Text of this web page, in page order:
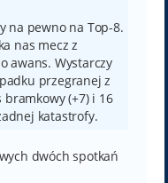
na pewno na Top-8.
nas mecz z
awans. Wystarczy
przegranej z
(+7) i 16
katastrofy.
dwóch spotkań